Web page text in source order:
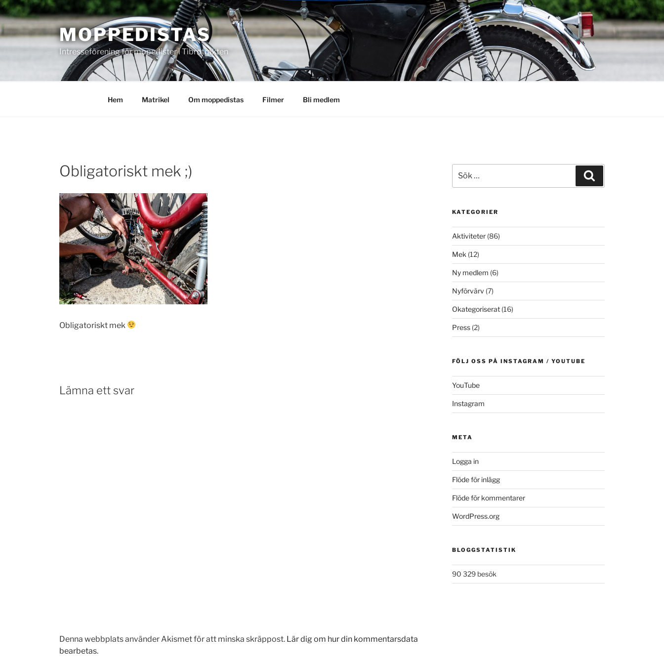
Hoppa
till
innehåll
MOPPEDISTAS
Intresseförening för mopedister i Tibrotrakten
Hem Matrikel Om moppedistas Filmer Bli medlem
Obligatoriskt mek ;)
Obligatoriskt mek
Lämna ett svar
Denna webbplats använder Akismet för att minska skräppost. Lär dig om hur din kommentarsdata
bearbetas.
efter:
KATEGORIER
Aktiviteter(86)
Mek (12)
Ny medlem (6)
Nyförvärv (7)
Okategoriserat(16)
Press(2)
FÖLJ OSS PÅ INSTAGRAM / YOUTUBE
YouTube
Instagram
META
Logga in
Flöde för inlägg
Flöde för kommentarer
WordPress.org
BLOGGSTATISTIK
90 329 besök